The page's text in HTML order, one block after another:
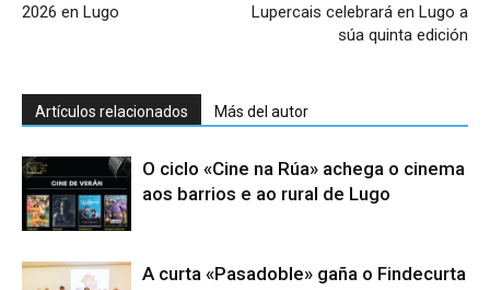
2026 en Lugo
Lupercais celebrará en Lugo a
súa quinta edición
Artículos relacionados Más del autor
O ciclo «Cine na Rúa» achega o cinema
aos barrios e ao rural de Lugo
A curta «Pasadoble» gaña o Findecurta